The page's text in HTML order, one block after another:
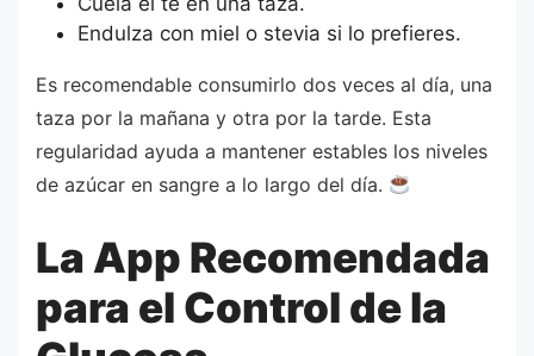
Endulza con miel o stevia si lo prefieres.
Es recomendable consumirlo dos veces al día, una
taza por la mañana y otra por la tarde. Esta
regularidad ayuda a mantener estables los niveles
de azúcar en sangre a lo largo del día.
La App Recomendada
para el Control de la